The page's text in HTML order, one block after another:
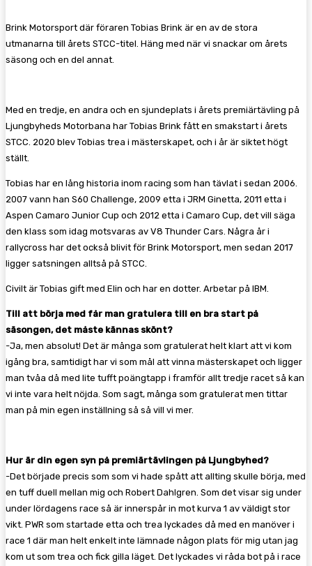
Brink Motorsport där föraren Tobias Brink är en av de stora
utmanarna till årets STCC-titel. Häng med när vi snackar om årets
säsong och en del annat.
Med en tredje, en andra och en sjundeplats i årets premiärtävling på
Ljungbyheds Motorbana har Tobias Brink fått en smakstart i årets
STCC. 2020 blev Tobias trea i mästerskapet, och i år är siktet högt
ställt.
Tobias har en lång historia inom racing som han tävlat i sedan 2006.
2007 vann han S60 Challenge, 2009 etta i JRM Ginetta, 2011 etta i
Aspen Camaro Junior Cup och 2012 etta i Camaro Cup, det vill säga
den klass som idag motsvaras av V8 Thunder Cars. Några år i
rallycross har det också blivit för Brink Motorsport, men sedan 2017
ligger satsningen alltså på STCC.
Civilt är Tobias gift med Elin och har en dotter. Arbetar på IBM.
Till att börja med får man gratulera till en bra start på
säsongen, det måste kännas skönt?
-Ja, men absolut! Det är många som gratulerat helt klart att vi kom
igång bra, samtidigt har vi som mål att vinna mästerskapet och ligger
man tvåa då med lite tufft poängtapp i framför allt tredje racet så kan
vi inte vara helt nöjda. Som sagt, många som gratulerat men tittar
man på min egen inställning så så vill vi mer.
Hur är din egen syn på premiärtävlingen på Ljungbyhed?
-Det började precis som som vi hade spått att allting skulle börja, med
en tuff duell mellan mig och Robert Dahlgren. Som det visar sig under
under lördagens race så är innerspår in mot kurva 1 av väldigt stor
vikt. PWR som startade etta och trea lyckades då med en manöver i
race 1 där man helt enkelt inte lämnade någon plats för mig utan jag
kom ut som trea och fick gilla läget. Det lyckades vi råda bot på i race